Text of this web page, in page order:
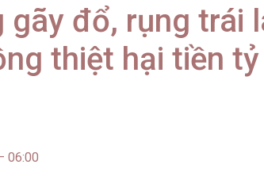
gãy đổ, rụng trái
thiệt hại tiền tỷ
06:00